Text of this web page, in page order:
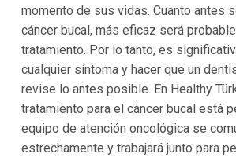
momento de sus vidas. Cuanto antes
cáncer bucal, más eficaz será
tratamiento. Por lo tanto, es
cualquier síntoma y hacer que un
revise lo antes posible. En Healthy
tratamiento para el cáncer bucal está
equipo de atención oncológica se
estrechamente y trabajará junto para